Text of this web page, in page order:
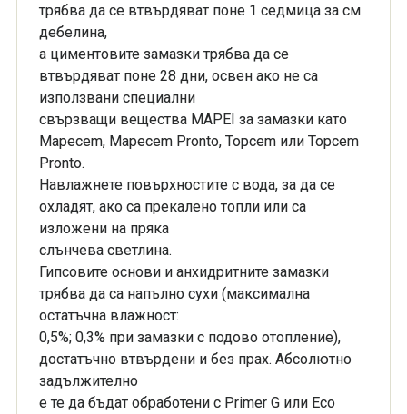
трябва да се втвърдяват поне 1 седмица за см
дебелина,
а циментовите замазки трябва да се
втвърдяват поне 28 дни, освен ако не са
използвани специални
свързващи вещества MAPEI за замазки като
Mapecem, Mapecem Pronto, Topcem или Topcem
Pronto.
Навлажнете повърхностите с вода, за да се
охладят, ако са прекалено топли или са
изложени на пряка
слънчева светлина.
Гипсовите основи и анхидритните замазки
трябва да са напълно сухи (максимална
остатъчна влажност:
0,5%; 0,3% при замазки с подово отопление),
достатъчно втвърдени и без прах. Абсолютно
задължително
е те да бъдат обработени с Primer G или Eco